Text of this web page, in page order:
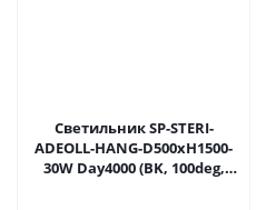
Светильник SP-STERI-
ADEOLL-HANG-D500xH1500-
30W Day4000 (BK, 100deg,